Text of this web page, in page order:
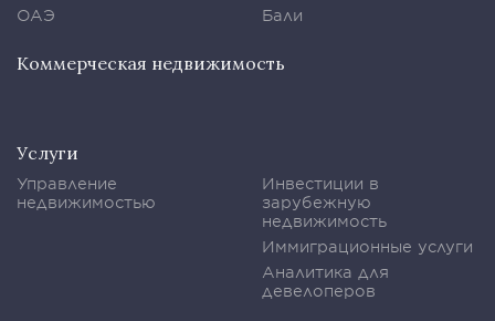
ОАЭ
Бали
Коммерческая недвижимость
Услуги
Управление
недвижимостью
Инвестиции в
зарубежную
недвижимость
Иммиграционные услуги
Аналитика для
девелоперов